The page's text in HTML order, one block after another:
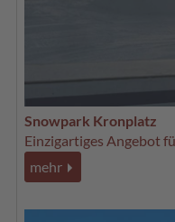
Snowpark Kronplatz
Einzigartiges Angebot
mehr